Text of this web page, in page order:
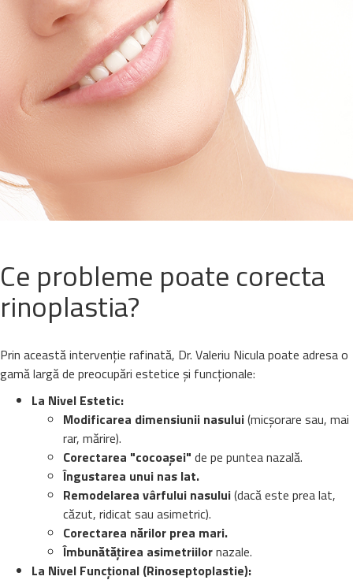
Ce probleme poate corecta
rinoplastia?
Prin această intervenție rafinată, Dr. Valeriu Nicula poate adresa o
gamă largă de preocupări estetice și funcționale:
La Nivel Estetic:
Modificarea dimensiunii nasului(micșorare sau, mai
rar, mărire).
Corectarea "cocoașei" de pe puntea nazală.
Îngustarea unui nas lat.
Remodelarea vârfului nasului(dacă este prea lat,
căzut, ridicat sau asimetric).
Corectarea nărilor prea mari.
Îmbunătățirea asimetriilornazale.
La Nivel Funcțional (Rinoseptoplastie):